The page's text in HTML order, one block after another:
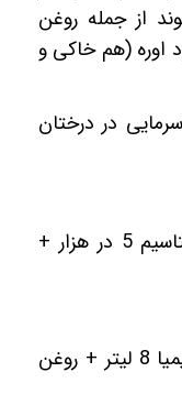
از جمله روغن
اوره (هم خاکی و
در درختان
روغن ولک5% +نیترات پتاسیم 5 در هزار +
محلول غذایی زمستانه کیمیا 8 لیتر + روغن